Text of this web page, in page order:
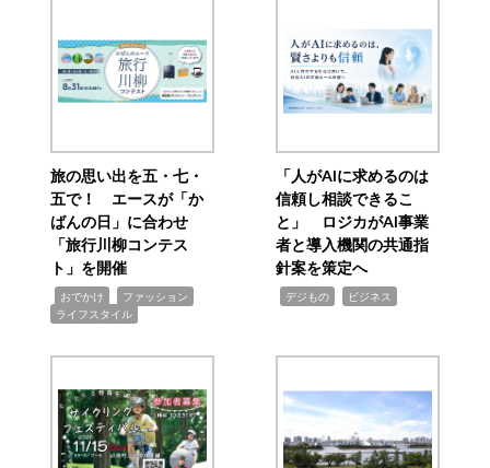
旅の思い出を五・七・
五で！ エースが「か
ばんの日」に合わせ
「旅行川柳コンテス
ト」を開催
おでかけ ファッション
ライフスタイル
「人がAIに求めるのは
信頼し相談できるこ
と」 ロジカがAI事業
者と導入機関の共通指
針案を策定へ
デジもの ビジネス